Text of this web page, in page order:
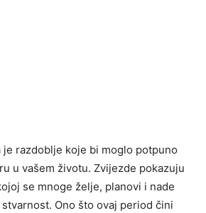
je razdoblje koje bi moglo potpuno
u vašem životu. Zvijezde pokazuju
se mnoge želje, planovi i nade
Ono što ovaj period čini